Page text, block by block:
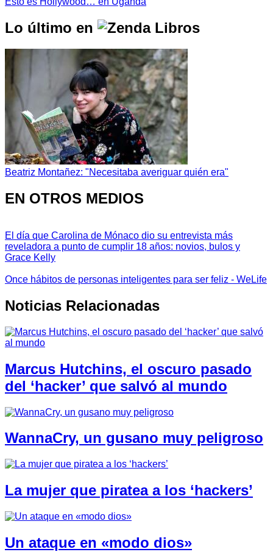
Lo último en
Beatriz Montañez: "Necesitaba averiguar quién era"
EN OTROS MEDIOS
El día que Carolina de Mónaco dio su entrevista más
reveladora a punto de cumplir 18 años: novios, bulos y
Grace Kelly
Once hábitos de personas inteligentes para ser feliz - WeLife
Noticias Relacionadas
Marcus Hutchins, el oscuro pasado
del ‘hacker’ que salvó al mundo
WannaCry, un gusano muy peligroso
La mujer que piratea a los ‘hackers’
Un ataque en «modo dios»